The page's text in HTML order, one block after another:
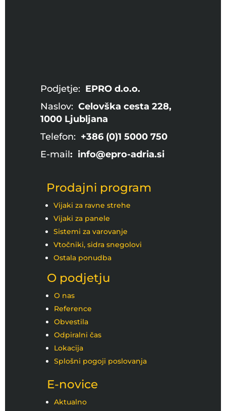
Podjetje: EPRO d.o.o.
Naslov:Celovška cesta 228,
1000 Ljubljana
Telefon: +386 (0)1 5000 750
E-mail: info@epro-adria.si
Prodajni program
Vijaki za ravne strehe
Vijaki za panele
Sistemi za varovanje
Vtočniki, sidra snegolovi
Ostala ponudba
O podjetju
O nas
Reference
Obvestila
Odpiralni čas
Lokacija
Splošni pogoji poslovanja
E-novice
Aktualno